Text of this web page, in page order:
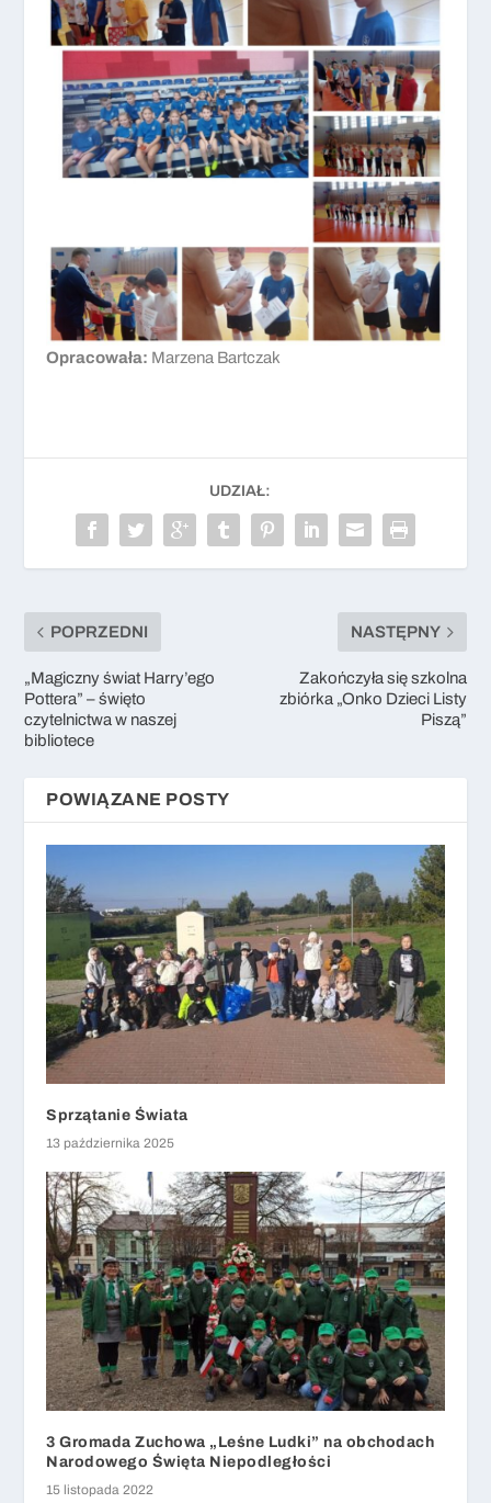
Opracowała: Marzena Bartczak
UDZIAŁ:
POPRZEDNI
„Magiczny świat Harry’ego
Pottera” – święto
czytelnictwa w naszej
bibliotece
NASTĘPNY
Zakończyła się szkolna
zbiórka „Onko Dzieci Listy
Piszą”
POWIĄZANE POSTY
Sprzątanie Świata
13 października 2025
3 Gromada Zuchowa „Leśne Ludki” na obchodach
Narodowego Święta Niepodległości
15 listopada 2022